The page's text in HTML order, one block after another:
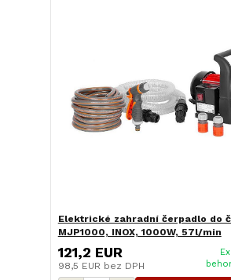
Elektrické zahradní čerpadlo do
MJP1000, INOX, 1000W, 57l/min
121,2 EUR
98,5 EUR bez DPH